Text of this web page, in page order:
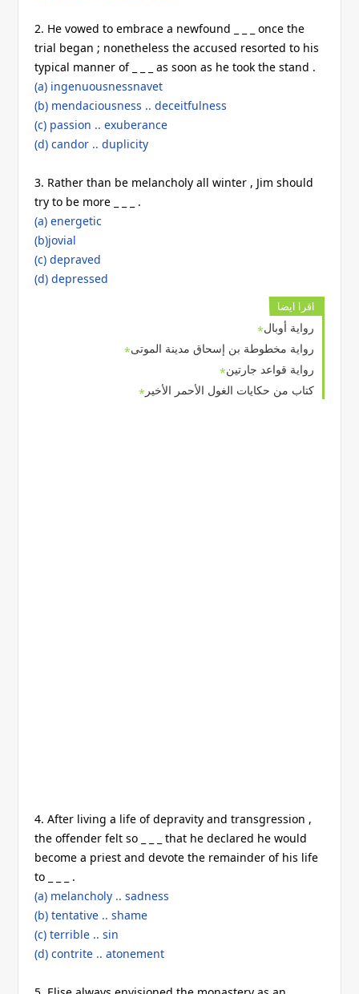
2. He vowed to embrace a newfound _ _ _ once the
trial began ; nonetheless the accused resorted to his
typical manner of _ _ _ as soon as he took the stand .
(a) ingenuousnessnavet
(b) mendaciousness .. deceitfulness
(c) passion .. exuberance
(d) candor .. duplicity
3. Rather than be melancholy all winter , Jim should
try to be more _ _ _ .
(a) energetic
(b)jovial
(c) depraved
(d) depressed
اقرا ايضا
رواية أوبال
رواية مخطوطة بن إسحاق مدينة الموتى
رواية قواعد جارتين
كتاب من حكايات الغول الأحمر الأخير
4. After living a life of depravity and transgression ,
the offender felt so _ _ _ that he declared he would
become a priest and devote the remainder of his life
to _ _ _ .
(a) melancholy .. sadness
(b) tentative .. shame
(c) terrible .. sin
(d) contrite .. atonement